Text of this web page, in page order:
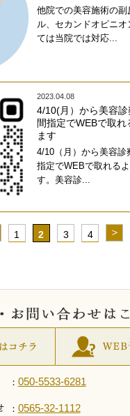
他院での美容施術の副
ル、セカンドオピニオ
ては当院では対応...
2023.04.08
4/10(月）から美容
間指定でWEBで取れ
ます
4/10（月）から美容診
指定でWEBで取れる
す。美容診...
1 2 3 4
： 050-5533-6281
： 0565-32-1112